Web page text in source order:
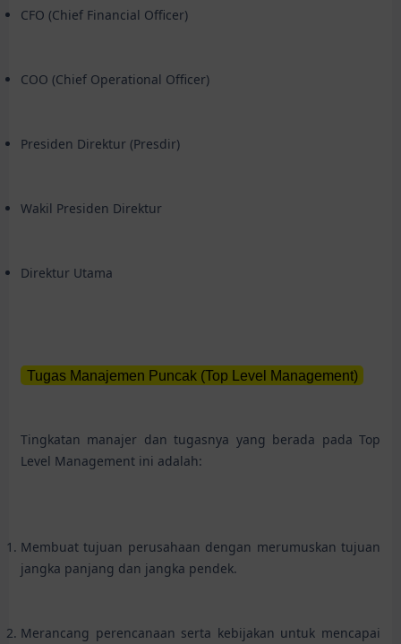
CFO (Chief Financial Officer)
COO (Chief Operational Officer)
Presiden Direktur (Presdir)
Wakil Presiden Direktur
Direktur Utama
Tugas Manajemen Puncak (Top Level Management)
Tingkatan manajer dan tugasnya yang berada pada Top
Level Management ini adalah:
Membuat tujuan perusahaan dengan merumuskan tujuan
jangka panjang dan jangka pendek.
Merancang perencanaan serta kebijakan untuk mencapai